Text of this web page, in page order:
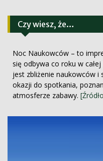
Czy wiesz, że…
Noc Naukowców – to
się odbywa co roku w
jest zbliżenie naukowców i
okazji do spotkania,
atmosferze zabawy.